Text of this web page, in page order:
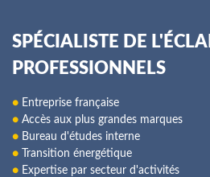
SPÉCIALISTE DE
PROFESSIONNELS
● Entreprise française
● Accès aux plus grandes marques
● Bureau d'études interne
● Transition énergétique
● Expertise par secteur d'activités